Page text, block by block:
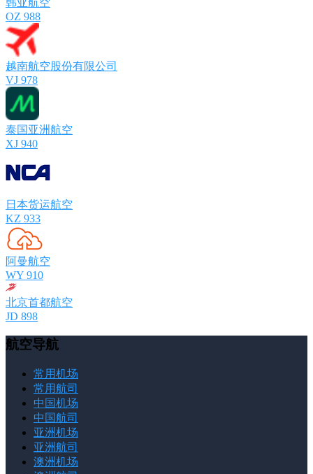
OZ 988
越南航空股份有限公司
VJ 978
泰国亚洲航空
XJ 940
日本货运航空
KZ 933
阿曼航空
WY 910
北京首都航空
JD 898
航空导航
常用机场
常用航司
中国机场
中国航司
亚洲机场
亚洲航司
澳洲机场